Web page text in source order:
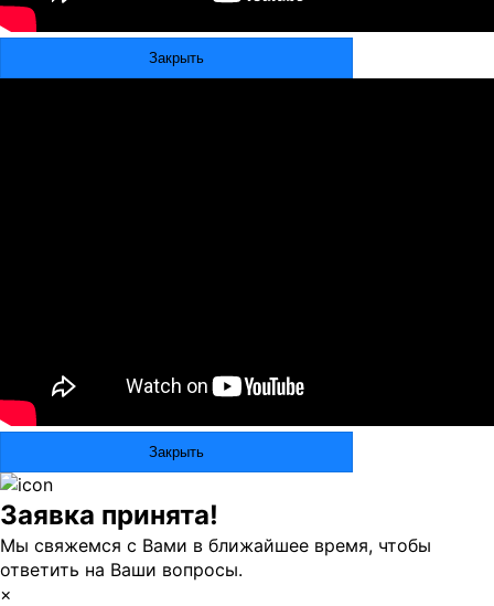
Закрыть
Закрыть
Заявка принята!
Мы свяжемся с Вами в ближайшее время, чтобы
ответить на Ваши вопросы.
×